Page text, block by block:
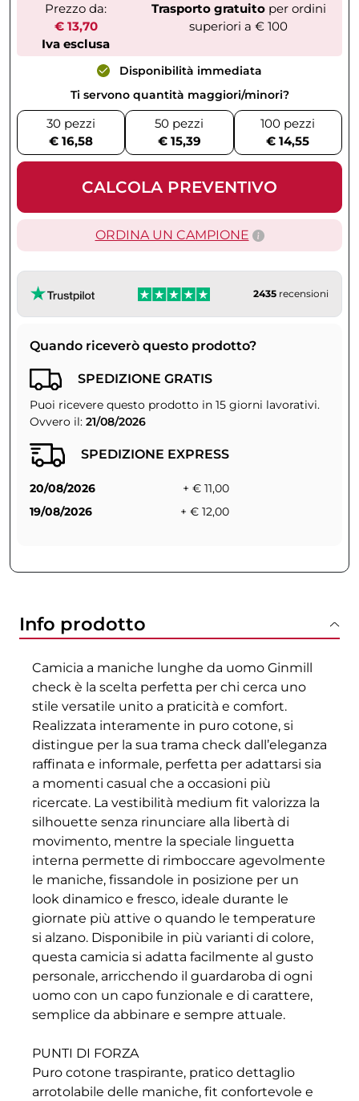
Prezzo da:
€ 13,70
Iva esclusa
Trasporto gratuitoper ordini
superiori a € 100
Disponibilità immediata
Ti servono quantità maggiori/minori?
30 pezzi
€ 16,58
50 pezzi
€ 15,39
100 pezzi
€ 14,55
CALCOLA PREVENTIVO
ORDINA UN CAMPIONE
2435 recensioni
Quando riceverò questo prodotto?
SPEDIZIONE GRATIS
Puoi ricevere questo prodotto in 15 giorni lavorativi.
Ovvero il: 21/08/2026
SPEDIZIONE EXPRESS
20/08/2026
+ € 11,00
19/08/2026
+ € 12,00
Info prodotto
Camicia a maniche lunghe da uomo Ginmill
check è la scelta perfetta per chi cerca uno
stile versatile unito a praticità e comfort.
Realizzata interamente in puro cotone, si
distingue per la sua trama check dall’eleganza
raffinata e informale, perfetta per adattarsi sia
a momenti casual che a occasioni più
ricercate. La vestibilità medium fit valorizza la
silhouette senza rinunciare alla libertà di
movimento, mentre la speciale linguetta
interna permette di rimboccare agevolmente
le maniche, fissandole in posizione per un
look dinamico e fresco, ideale durante le
giornate più attive o quando le temperature
si alzano. Disponibile in più varianti di colore,
questa camicia si adatta facilmente al gusto
personale, arricchendo il guardaroba di ogni
uomo con un capo funzionale e di carattere,
semplice da abbinare e sempre attuale.
PUNTI DI FORZA
Puro cotone traspirante, pratico dettaglio
arrotolabile delle maniche, fit confortevole e